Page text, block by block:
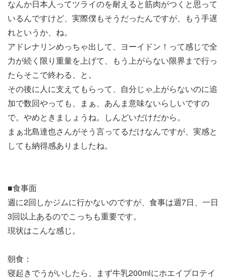
なんか日本人ってツライのを耐えると筋肉がつくと思って
いるんですけど、実際僕もそうだったんですが、もう手遅
れというか、ね。
アドレナリンめっちゃ出して、ヨーイドン！って感じで全
力が続く限り重量を上げて、もう上がらない限界まで行っ
たらそこで終わる、と。
その後に人に支えてもらって、自分じゃ上がらないのに追
加で数回やっても、まぁ、あんま意味ないらしいですの
で。やめときましょうね。しんどいだけだから。
まぁ北島達也さんがそう言ってるだけなんですが、実感と
しても納得感ありましたね。
■食事面
週に2回しかジムに行かないのですが、食事は週7日、一日
3回以上あるのでこっちも重要です。
現状はこんな感じ。
朝食：
寝起きでうがいしたら、まず牛乳200mlにホエイプロテイ